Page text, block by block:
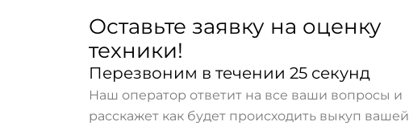
Оставьте заявку на оценку
техники!
Перезвоним в течении 25 секунд
Наш оператор ответит на все ваши вопросы и
расскажет как будет происходить выкуп вашей